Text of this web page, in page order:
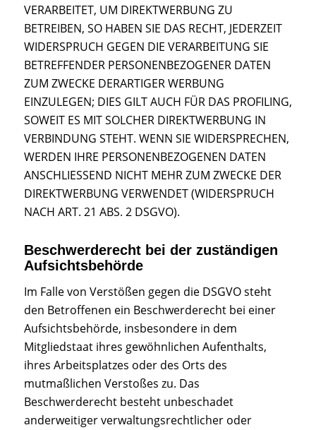
VERARBEITET, UM DIREKTWERBUNG ZU
BETREIBEN, SO HABEN SIE DAS RECHT, JEDERZEIT
WIDERSPRUCH GEGEN DIE VERARBEITUNG SIE
BETREFFENDER PERSONENBEZOGENER DATEN
ZUM ZWECKE DERARTIGER WERBUNG
EINZULEGEN; DIES GILT AUCH FÜR DAS PROFILING,
SOWEIT ES MIT SOLCHER DIREKTWERBUNG IN
VERBINDUNG STEHT. WENN SIE WIDERSPRECHEN,
WERDEN IHRE PERSONENBEZOGENEN DATEN
ANSCHLIESSEND NICHT MEHR ZUM ZWECKE DER
DIREKTWERBUNG VERWENDET (WIDERSPRUCH
NACH ART. 21 ABS. 2 DSGVO).
Beschwerderecht bei der zuständigen
Aufsichtsbehörde
Im Falle von Verstößen gegen die DSGVO steht
den Betroffenen ein Beschwerderecht bei einer
Aufsichtsbehörde, insbesondere in dem
Mitgliedstaat ihres gewöhnlichen Aufenthalts,
ihres Arbeitsplatzes oder des Orts des
mutmaßlichen Verstoßes zu. Das
Beschwerderecht besteht unbeschadet
anderweitiger verwaltungsrechtlicher oder